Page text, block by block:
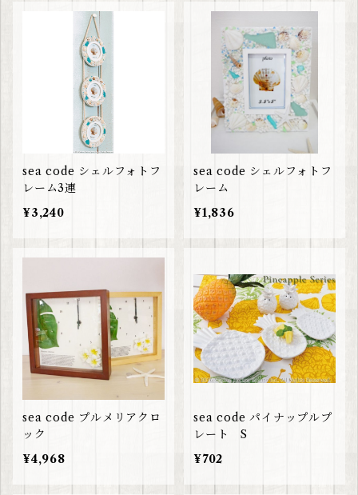
sea code シェルフォトフ
レーム3連
¥3,240
sea code シェルフォトフ
レーム
¥1,836
sea code プルメリアクロ
ック
¥4,968
sea code パイナップルプ
レート S
¥702